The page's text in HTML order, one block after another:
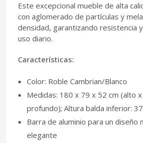
Este excepcional mueble de alta
con aglomerado de partículas y
densidad, garantizando resistencia
uso diario.
Características:
Color: Roble Cambrian/Blanco
Medidas: 180 x 79 x 52 cm (alto
profundo); Altura balda inferior:
Barra de aluminio para un diseño
elegante